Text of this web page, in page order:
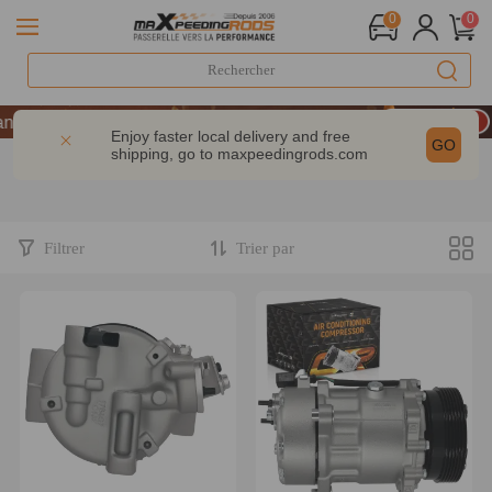
0 0
LIVRAISON GRATUITE À DOMICILE - FR
: -9% | CODE : MXR20TH
dès 200 € – CODE : WELCOME
Enjoy faster local delivery and free
shipping, go to maxpeedingrods.com GO
Filtrer Trier par